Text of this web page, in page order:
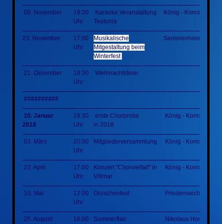
09. November
19:30
Uhr
Karaoke Veranstaltung
Teutonia
König - Konrad -
23. November
17:00
Uhr
Musikalische
Mitgestaltung beim
Winterfest
Seniorenheim
21. Dezember
19:30
Uhr
Weihnachtsfeier
##########
10. Januar
2018
19:30
Uhr
erste Chorprobe
in 2018
König - Konrad -
03. März
20:00
Uhr
Mitgliederversammlung König - Konrad -
22. April
17:00
Uhr
Konzert "Chorvielfalt" in
Villmar
König - Konrad -
10. Mai
12:00
Uhr
Groschenfest Friedenseiche
25. August
18:00
Sommerflair Nikolaus Homm Park